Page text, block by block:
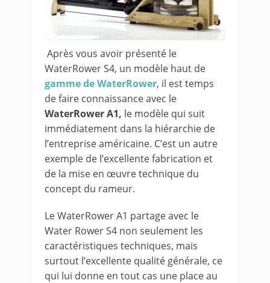
Après vous avoir présenté le
WaterRower S4, un modèle haut de
gamme de WaterRower, il est temps
de faire connaissance avec le
WaterRower A1, le modèle qui suit
immédiatement dans la hiérarchie de
l’entreprise américaine. C’est un autre
exemple de l’excellente fabrication et
de la mise en œuvre technique du
concept du rameur.
Le WaterRower A1 partage avec le
Water Rower S4 non seulement les
caractéristiques techniques, mais
surtout l’excellente qualité générale, ce
qui lui donne en tout cas une place au